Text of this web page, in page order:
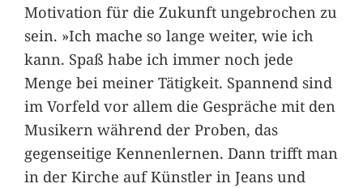
Motivation für die Zukunft ungebrochen zu
sein. »Ich mache so lange weiter, wie ich
kann. Spaß habe ich immer noch jede
Menge bei meiner Tätigkeit. Spannend sind
im Vorfeld vor allem die Gespräche mit den
Musikern während der Proben, das
gegenseitige Kennenlernen. Dann trifft man
in der Kirche auf Künstler in Jeans und